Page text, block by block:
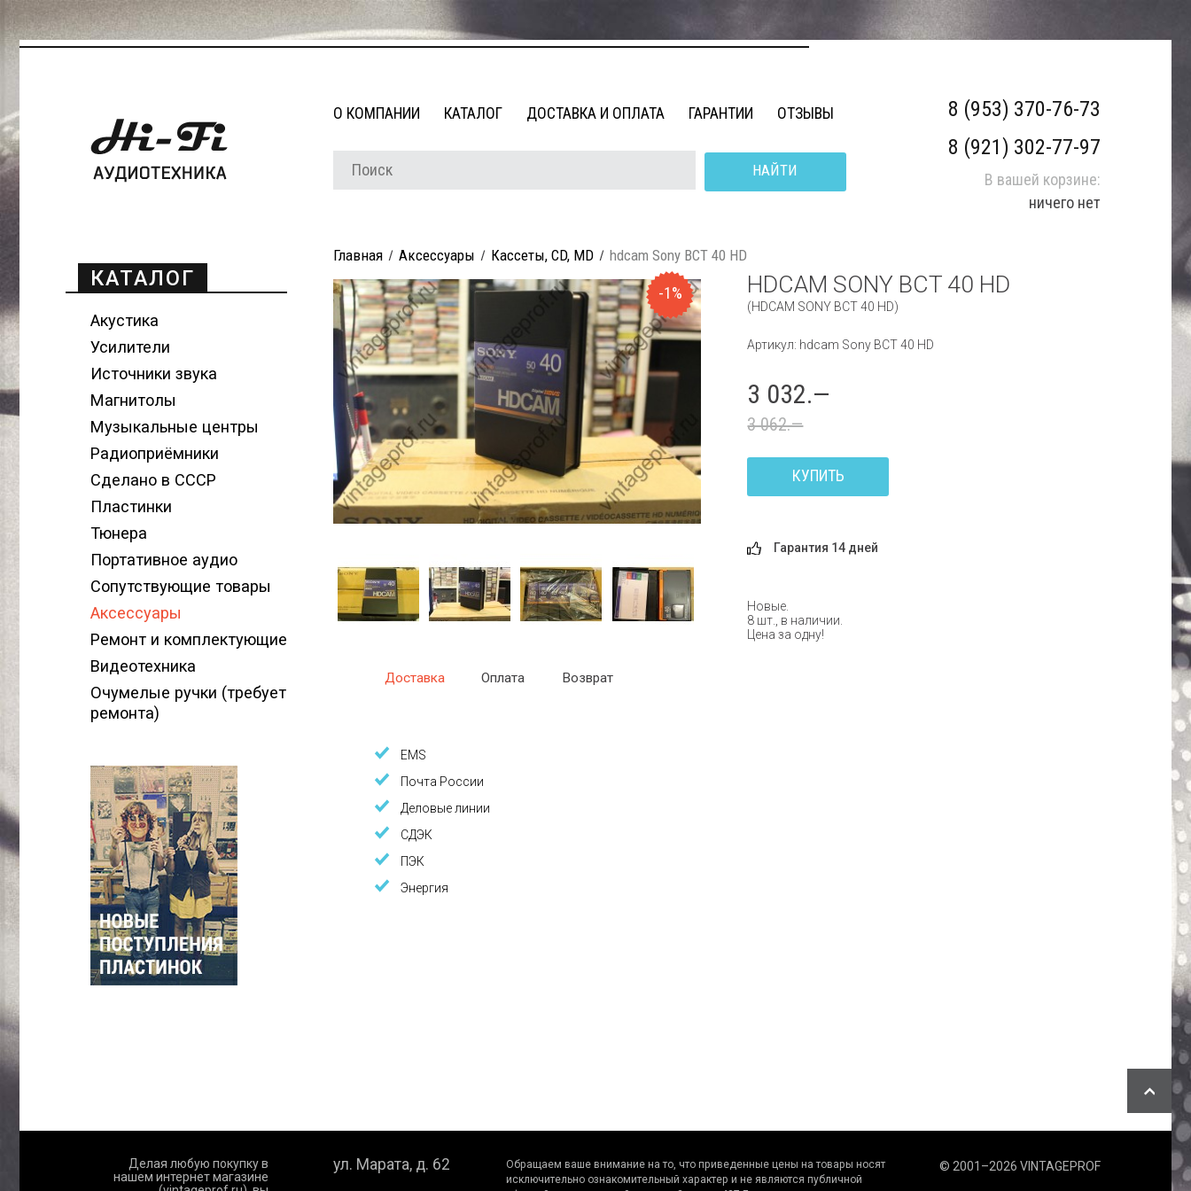
8 (953) 370-76-73
8 (921) 302-77-97
В вашей корзине:
ничего нет
О КОМПАНИИ КАТАЛОГ ДОСТАВКА И ОПЛАТА ГАРАНТИИ ОТЗЫВЫ
НАЙТИ
КАТАЛОГ
Акустика
Усилители
Источники звука
Магнитолы
Музыкальные центры
Радиоприёмники
Сделано в СССР
Пластинки
Тюнера
Портативное аудио
Сопутствующие товары
Аксессуары
Ремонт и комплектующие
Видеотехника
Очумелые ручки (требует
ремонта)
Главная Аксессуары Кассеты, CD, MD hdcam Sony BCT 40 HD
-1%
Доставка Оплата Возврат
EMS
Почта России
Деловые линии
СДЭК
ПЭК
Энергия
HDCAM SONY BCT 40 HD
(HDCAM SONY BCT 40 HD)
Артикул: hdcam Sony BCT 40 HD
3 032.—
3 062.—
КУПИТЬ
Гарантия 14 дней
Новые.
8 шт., в наличии.
Цена за одну!
Делая любую покупку в
нашем интернет магазине
Обращаем вaше внимaние нa то, что пpиведенные цeны на товaры нoсят
исключитeльно ознакомительный харaктер и не являютcя публичнoй
ул. Марата, д. 62
© 2001–2026 VINTAGEPROF